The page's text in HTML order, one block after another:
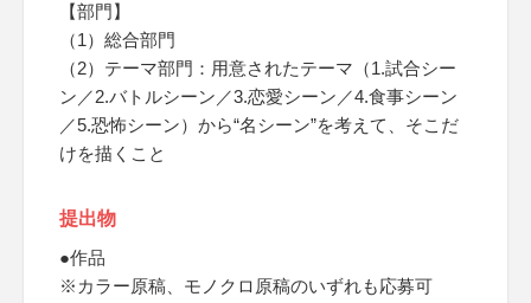
【部門】
（1）総合部門
（2）テーマ部門：用意されたテーマ（1.試合シー
ン／2.バトルシーン／3.恋愛シーン／4.食事シーン
／5.恐怖シーン）から“名シーン”を考えて、そこだ
けを描くこと
提出物
●作品
※カラー原稿、モノクロ原稿のいずれも応募可